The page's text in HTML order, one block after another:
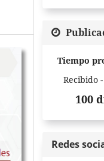
Tiempo
Recibido
100
Redes